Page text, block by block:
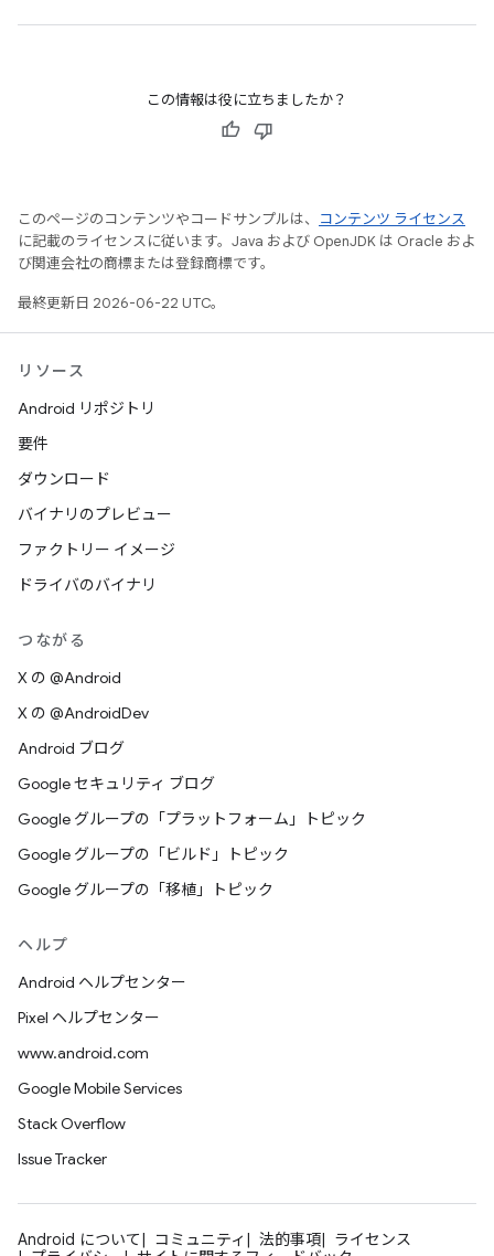
この情報は役に立ちましたか？
このページのコンテンツやコードサンプルは、
コンテンツ ライセンス
に記載のライセンスに従います。Java および OpenJDK は Oracle およ
び関連会社の商標または登録商標です。
最終更新日 2026-06-22 UTC。
リソース
Android リポジトリ
要件
ダウンロード
バイナリのプレビュー
ファクトリー イメージ
ドライバのバイナリ
つながる
X の @Android
X の @AndroidDev
Android ブログ
Google セキュリティ ブログ
Google グループの「プラットフォーム」トピック
Google グループの「ビルド」トピック
Google グループの「移植」トピック
ヘルプ
Android ヘルプセンター
Pixel ヘルプセンター
www.android.com
Google Mobile Services
Stack Overflow
Issue Tracker
Android について コミュニティ 法的事項
ライセンス